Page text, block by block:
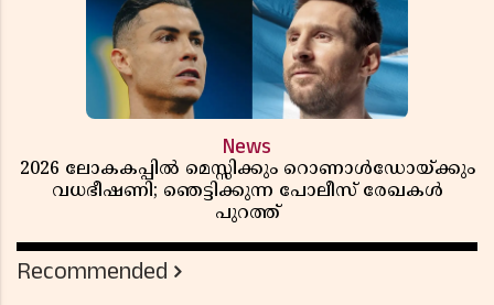
News
2026 ലോകകപ്പിൽ മെസ്സിക്കും റൊണാൾഡോയ്ക്കും
വധഭീഷണി; ഞെട്ടിക്കുന്ന പോലീസ് രേഖകൾ
പുറത്ത്
Recommended